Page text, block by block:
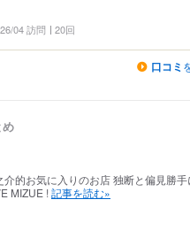
04 訪問 20回
口コミ
的お気に入りのお店 独断と偏見勝
MIZUE !記事を読む»